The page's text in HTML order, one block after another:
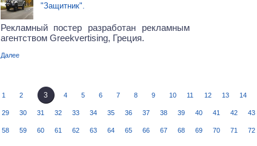
"Защитник".
Рекламный постер разработан рекламным
агентством Greekvertising, Греция.
Далее
1 2 3 4 5 6 7 8 9 10 11 12 13 14
29 30 31 32 33 34 35 36 37 38 39 40 41 42 43
58 59 60 61 62 63 64 65 66 67 68 69 70 71 72